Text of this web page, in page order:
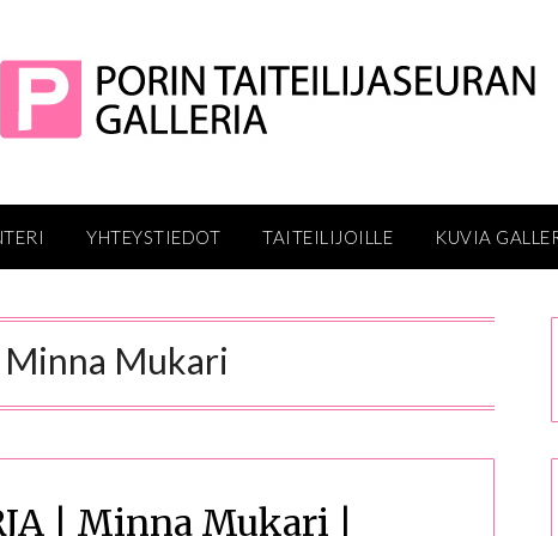
YHTEYSTIEDOT TAITEILIJOILLE KUVIA
Minna Mukari
| Minna Mukari |